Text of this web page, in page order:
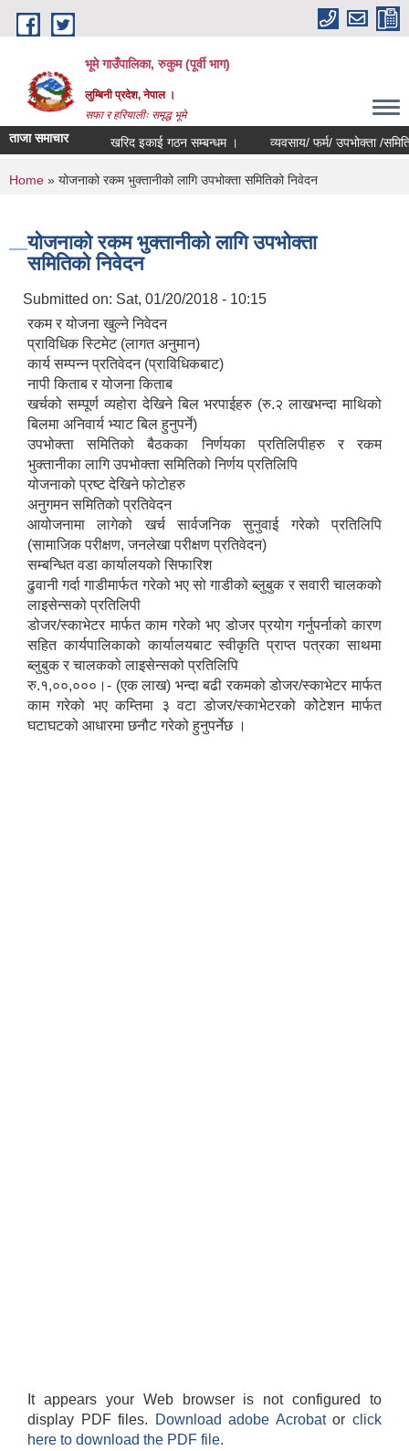
Skip to main content
भूमे गाउँपालिका, रुकुम (पूर्वी भाग)
लुम्बिनी प्रदेश, नेपाल ।
सफा र हरियालीः समृद्ध भूमे
ताजा समाचार खरिद इकाई गठन सम्बन्धम । व्यवसाय/ फर्म/ उपभोक्ता /समिति/
You are here
Home » योजनाको रकम भुक्तानीको लागि उपभोक्ता समितिको निवेदन
योजनाको रकम भुक्तानीको लागि उपभोक्ता
समितिको निवेदन
Submitted on: Sat, 01/20/2018 - 10:15
रकम र योजना खुल्ने निवेदन
प्राविधिक स्टिमेट (लागत अनुमान)
कार्य सम्पन्न प्रतिवेदन (प्राविधिकबाट)
नापी किताब र योजना किताब
खर्चको सम्पूर्ण व्यहोरा देखिने बिल भरपाईहरु (रु.२ लाखभन्दा माथिको
बिलमा अनिवार्य भ्याट बिल हुनुपर्ने)
उपभोक्ता समितिको बैठकका निर्णयका प्रतिलिपीहरु र रकम
भुक्तानीका लागि उपभोक्ता समितिको निर्णय प्रतिलिपि
योजनाको प्रष्ट देखिने फोटोहरु
अनुगमन समितिको प्रतिवेदन
आयोजनामा लागेको खर्च सार्वजनिक सुनुवाई गरेको प्रतिलिपि
(सामाजिक परीक्षण, जनलेखा परीक्षण प्रतिवेदन)
सम्बन्धित वडा कार्यालयको सिफारिश
ढुवानी गर्दा गाडीमार्फत गरेको भए सो गाडीको ब्लुबुक र सवारी चालकको
लाइसेन्सको प्रतिलिपी
डोजर/स्काभेटर मार्फत काम गरेको भए डोजर प्रयोग गर्नुपर्नाको कारण
सहित कार्यपालिकाको कार्यालयबाट स्वीकृति प्राप्त पत्रका साथमा
ब्लुबुक र चालकको लाइसेन्सको प्रतिलिपि
रु.१,००,०००।- (एक लाख) भन्दा बढी रकमको डोजर/स्काभेटर मार्फत
काम गरेको भए कम्तिमा ३ वटा डोजर/स्काभेटरको कोेटेशन मार्फत
घटाघटको आधारमा छनौट गरेको हुनुपर्नेछ ।
It appears your Web browser is not configured to
display PDF files.
Download adobe Acrobatorclick
here to download the PDF file.